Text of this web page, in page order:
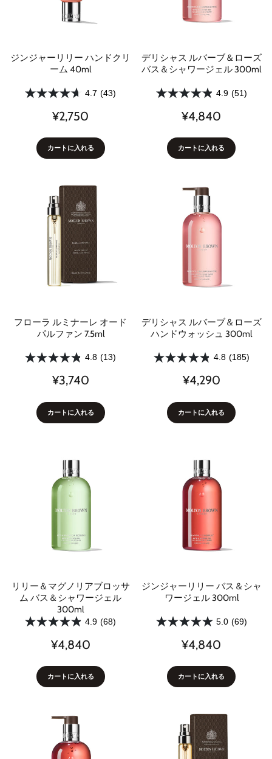
ジンジャーリリー ハンドクリ
ーム 40ml
4.7 (43)
¥2,750
カートに入れる
デリシャス ルバーブ＆ローズ
バス＆シャワージェル 300ml
4.9 (51)
¥4,840
カートに入れる
フローラ ルミナーレ オード
パルファン 7.5ml
4.8 (13)
¥3,740
カートに入れる
デリシャス ルバーブ＆ローズ
ハンドウォッシュ 300ml
4.8 (185)
¥4,290
カートに入れる
リリー＆マグノリアブロッサ
ム バス＆シャワージェル
300ml
4.9 (68)
¥4,840
カートに入れる
ジンジャーリリー バス＆シャ
ワージェル 300ml
5.0 (69)
¥4,840
カートに入れる